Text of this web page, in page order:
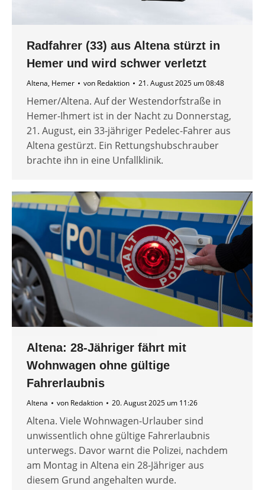
Radfahrer (33) aus Altena stürzt in
Hemer und wird schwer verletzt
Altena, Hemer von Redaktion 21. August 2025 um 08:48
Hemer/Altena. Auf der Westendorfstraße in
Hemer-Ihmert ist in der Nacht zu Donnerstag,
21. August, ein 33-jähriger Pedelec-Fahrer aus
Altena gestürzt. Ein Rettungshubschrauber
brachte ihn in eine Unfallklinik.
Altena: 28-Jähriger fährt mit
Wohnwagen ohne gültige
Fahrerlaubnis
Altena von Redaktion 20. August 2025 um 11:26
Altena. Viele Wohnwagen-Urlauber sind
unwissentlich ohne gültige Fahrerlaubnis
unterwegs. Davor warnt die Polizei, nachdem
am Montag in Altena ein 28-Jähriger aus
diesem Grund angehalten wurde.